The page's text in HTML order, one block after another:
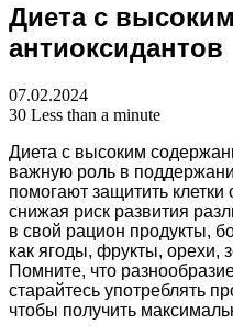
Диета с
антиоксидантов
07.02.2024
30 Less than a minute
Диета с высоким
важную роль в
помогают защитить
снижая риск развития
в свой рацион продукты,
как ягоды, фрукты, орехи,
Помните, что
старайтесь употреблять
чтобы получить